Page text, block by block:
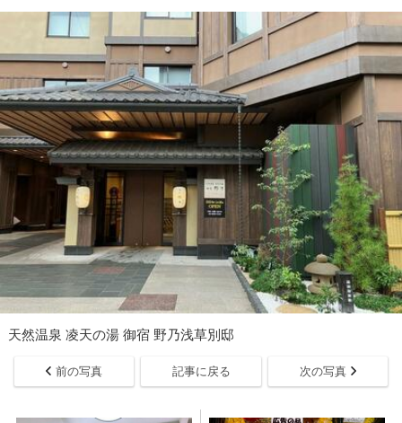
天然温泉 凌天の湯 御宿 野乃浅草別邸
前の写真 記事に戻る 次の写真